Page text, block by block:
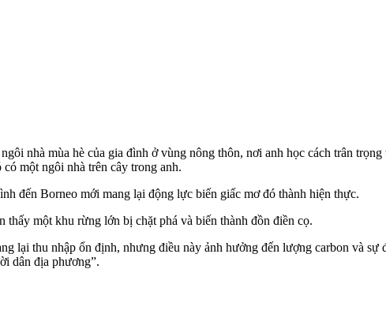
nhà mùa hè của gia đình ở vùng nông thôn, nơi anh học cách trân
một ngôi nhà trên cây trong anh.
đến Borneo mới mang lại động lực biến giấc mơ đó thành hiện thực.
một khu rừng lớn bị chặt phá và biến thành đồn điền cọ.
lại thu nhập ổn định, nhưng điều này ảnh hưởng đến lượng carbon và
dân địa phương”.